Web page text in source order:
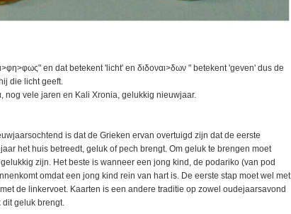
en dat betekent 'licht' en διδοναι>δων " betekent 'geven' dus de
die licht geeft.
nog vele jaren en Kali Xronia, gelukkig nieuwjaar.
is dat de Grieken ervan overtuigd zijn dat de eerste
het huis betreedt, geluk of pech brengt. Om geluk te brengen moet
zijn. Het beste is wanneer een jong kind, de podariko (van pod
omdat een jong kind rein van hart is. De eerste stap moet wel met
de linkervoet. Kaarten is een andere traditie op zowel oudejaarsavond
geluk brengt.